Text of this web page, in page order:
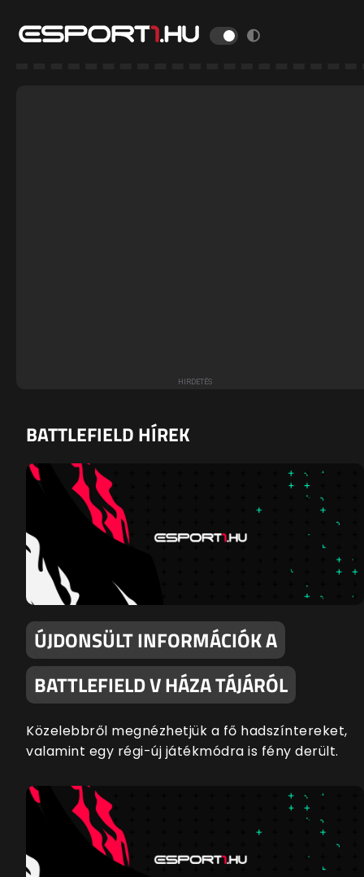
BATTLEFIELD HÍREK
ÚJDONSÜLT INFORMÁCIÓK A
BATTLEFIELD V HÁZA TÁJÁRÓL
Közelebbről megnézhetjük a fő hadszíntereket,
valamint egy régi-új játékmódra is fény derült.